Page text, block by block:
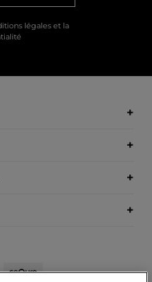
légales et la